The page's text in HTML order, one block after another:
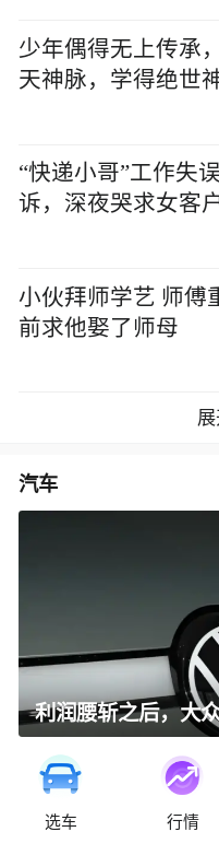
少年偶得无上传承
天神脉，学得绝世
“快递小哥”工作失
诉，深夜哭求女客
小伙拜师学艺 师傅
前求他娶了师母
汽车
选车 行情